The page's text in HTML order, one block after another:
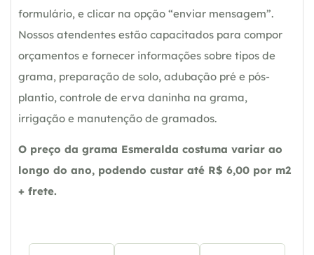
formulário, e clicar na opção “enviar mensagem”.
Nossos atendentes estão capacitados para compor
orçamentos e fornecer informações sobre tipos de
grama, preparação de solo, adubação pré e pós-
plantio, controle de erva daninha na grama,
irrigação e manutenção de gramados.
O preço da grama Esmeralda costuma variar ao
longo do ano, podendo custar até R$ 6,00 por m2
+ frete.